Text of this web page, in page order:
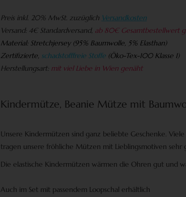
Preis inkl. 20% MwSt. zuzüglich Versandkosten
Versand: 4€ Standardversand, ab 80€ Gesamtbestellwert
Material: Stretchjersey (95% Baumwolle, 5% Elasthan)
Zertifizierte, schadstofffreie Stoffe (Öko-Tex-100 Klasse 1)
Herstellungsart: mit viel Liebe in Wien genäht
Kindermütze, Beanie Mütze mit
Unsere Kindermützen sind ganz beliebte Geschenke.
tragen unsere fröhliche Mützen mit Lieblingsmotiven sehr
Die elastische Kindermützen wärmen die Ohren gut und
Auch im Set mit passendem Loopschal erhältlich